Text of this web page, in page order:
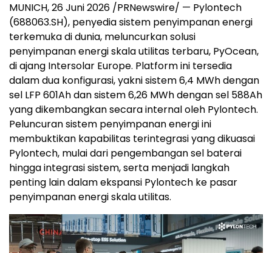
MUNICH, 26 Juni 2026 /PRNewswire/ — Pylontech
(688063.SH), penyedia sistem penyimpanan energi
terkemuka di dunia, meluncurkan solusi
penyimpanan energi skala utilitas terbaru, PyOcean,
di ajang Intersolar Europe. Platform ini tersedia
dalam dua konfigurasi, yakni sistem 6,4 MWh dengan
sel LFP 601Ah dan sistem 6,26 MWh dengan sel 588Ah
yang dikembangkan secara internal oleh Pylontech.
Peluncuran sistem penyimpanan energi ini
membuktikan kapabilitas terintegrasi yang dikuasai
Pylontech, mulai dari pengembangan sel baterai
hingga integrasi sistem, serta menjadi langkah
penting lain dalam ekspansi Pylontech ke pasar
penyimpanan energi skala utilitas.